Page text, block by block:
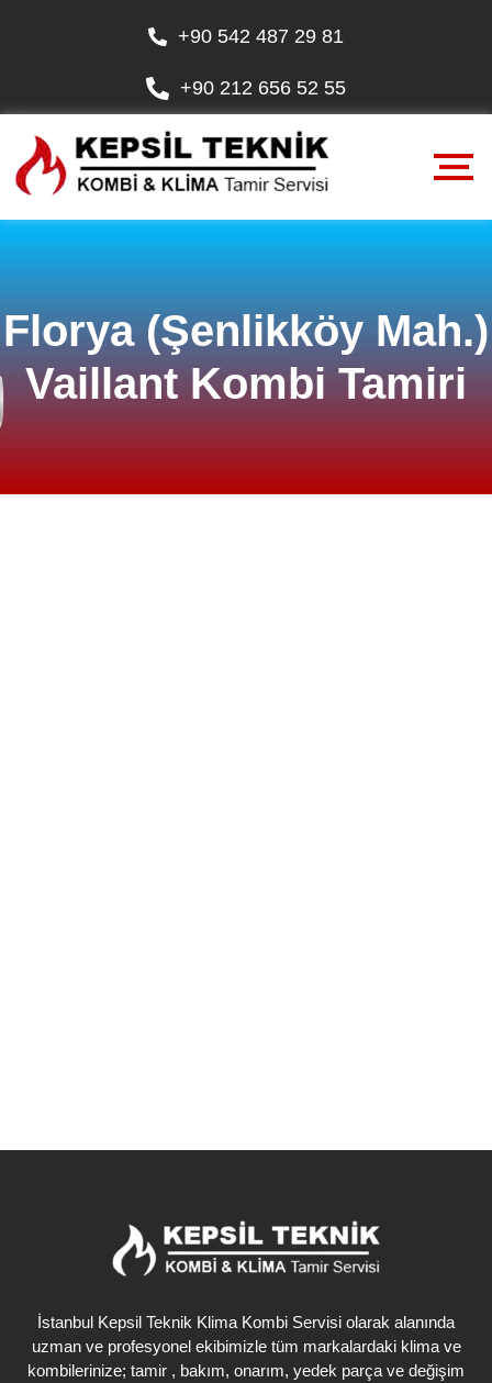
+90 542 487 29 81
+90 212 656 52 55
Florya (Şenlikköy Mah.)
Vaillant Kombi Tamiri
İstanbul Kepsil Teknik Klima Kombi Servisi olarak alanında
uzman ve profesyonel ekibimizle tüm markalardaki klima ve
kombilerinize; tamir , bakım, onarım, yedek parça ve değişim